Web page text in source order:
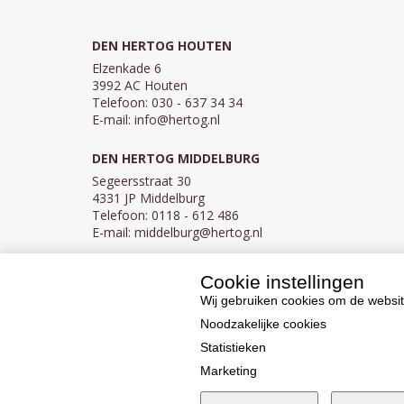
DEN HERTOG HOUTEN
Elzenkade 6
3992 AC Houten
Telefoon: 030 - 637 34 34
E-mail: info@hertog.nl
DEN HERTOG MIDDELBURG
Segeersstraat 30
4331 JP Middelburg
Telefoon: 0118 - 612 486
E-mail: middelburg@hertog.nl
BTW NL007450242B03
Cookie instellingen
Wij gebruiken cookies om de
Noodzakelijke cookies
Statistieken
Marketing